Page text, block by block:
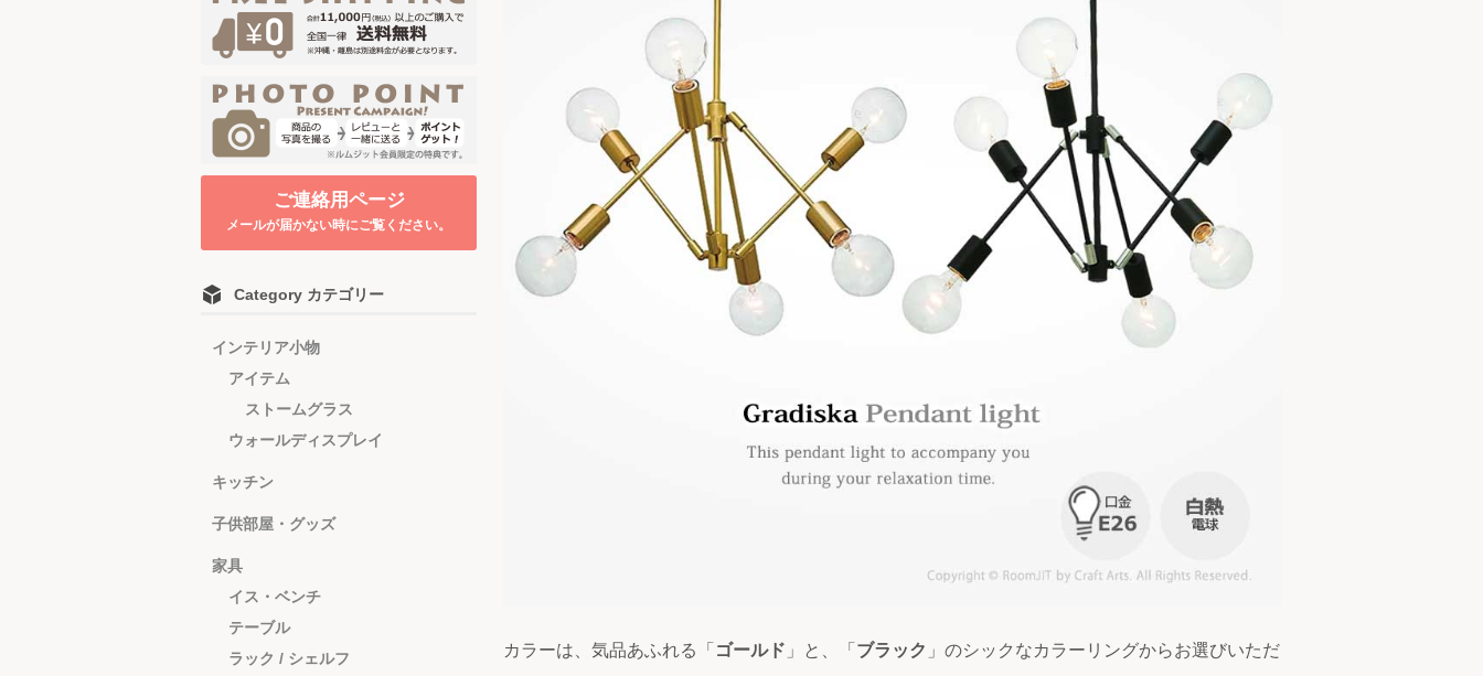
カラーは、気品あふれる「 ゴールド 」と、「 ブラック 」のシックなカラーリングからお選びいただ
ご連絡用ページ
メールが届かない時にご覧ください。
Category カテゴリー
インテリア小物
アイテム
ストームグラス
ウォールディスプレイ
キッチン
子供部屋・グッズ
家具
イス・ベンチ
テーブル
ラック / シェルフ